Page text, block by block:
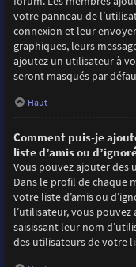
votre panneau de
connexion et leur
graphiques, leurs
ajoutez un utilisateur à
seront masqués par
Haut
Comment puis-je
liste d’amis ou
Vous pouvez ajouter des
Dans le profil de chaque
votre liste d’amis ou
l’utilisateur, vous
saisissant leur nom
des utilisateurs de votre